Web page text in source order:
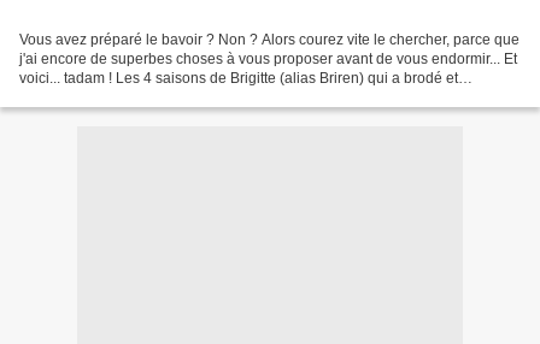
Vous avez préparé le bavoir ? Non ? Alors courez vite le chercher, parce que
j'ai encore de superbes choses à vous proposer avant de vous endormir... Et
voici... tadam ! Les 4 saisons de Brigitte (alias Briren) qui a brodé et